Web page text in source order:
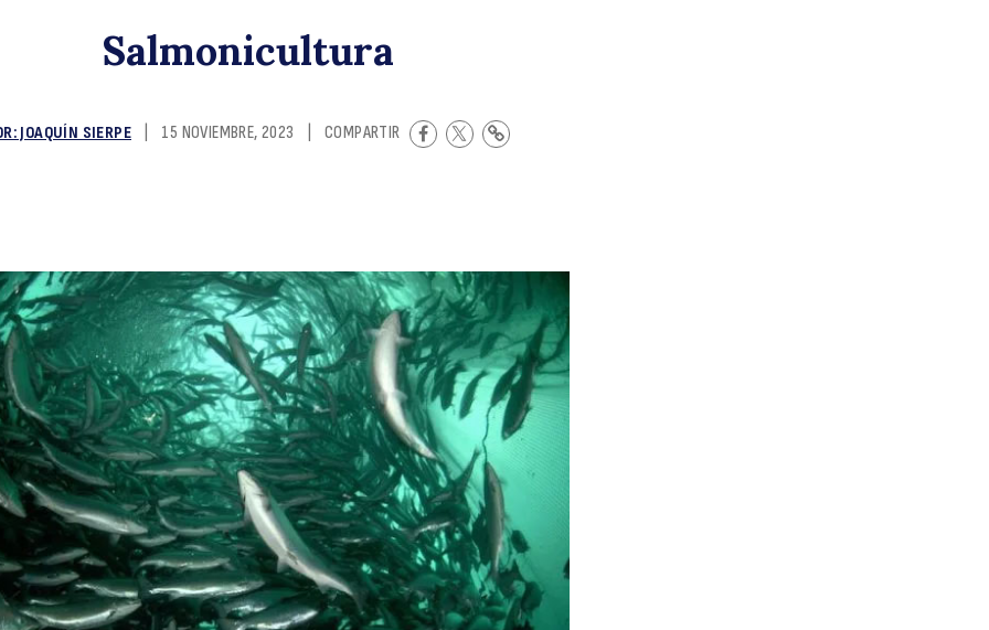
un
Salmonicultura
JOAQUÍN SIERPE 15 NOVIEMBRE, 2023 COMPARTIR